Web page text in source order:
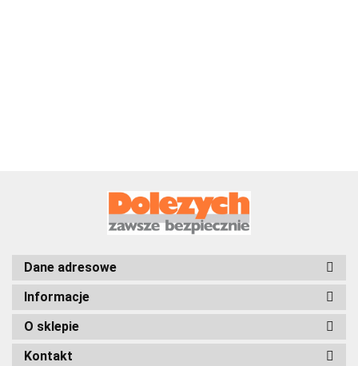
Dane adresowe
Informacje
O sklepie
Kontakt